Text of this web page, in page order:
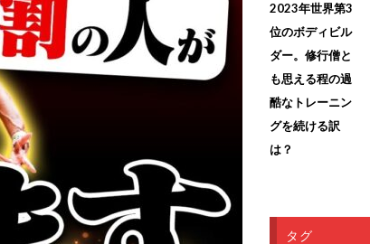
2023年世界第3
位のボディビル
ダー。修行僧と
も思える程の過
酷なトレーニン
グを続ける訳
は？
タグ